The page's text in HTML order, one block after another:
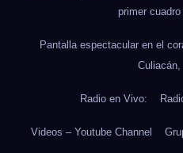
primer
Pantalla espectacular en el
Radio en Vivo:
Videos – Youtube Channel